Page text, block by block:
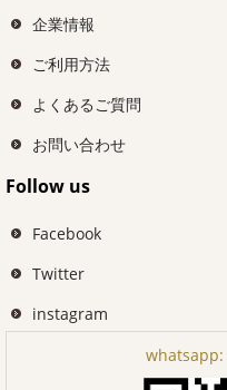
企業情報
ご利用方法
よくあるご質問
お問い合わせ
Follow us
Facebook
Twitter
instagram
whatsapp: